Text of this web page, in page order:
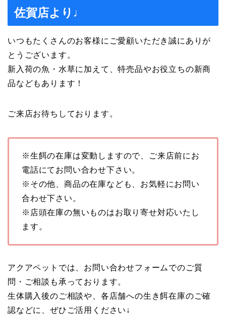
佐賀店より♩
いつもたくさんのお客様にご愛顧いただき誠にありが
とうございます。
新入荷の魚・水草に加えて、特売品やお役立ちの新商
品などもあります！
ご来店お待ちしております。
※生餌の在庫は変動しますので、ご来店前にお
電話にてお問い合わせ下さい。
※その他、商品の在庫なども、お気軽にお問い
合わせ下さい。
※店頭在庫の無いものはお取り寄せ対応いたし
ます。
アクアペットでは、お問い合わせフォームでのご質
問・ご相談も承っております。
生体購入後のご相談や、各店舗への生き餌在庫のご確
認などに、ぜひご活用ください↓